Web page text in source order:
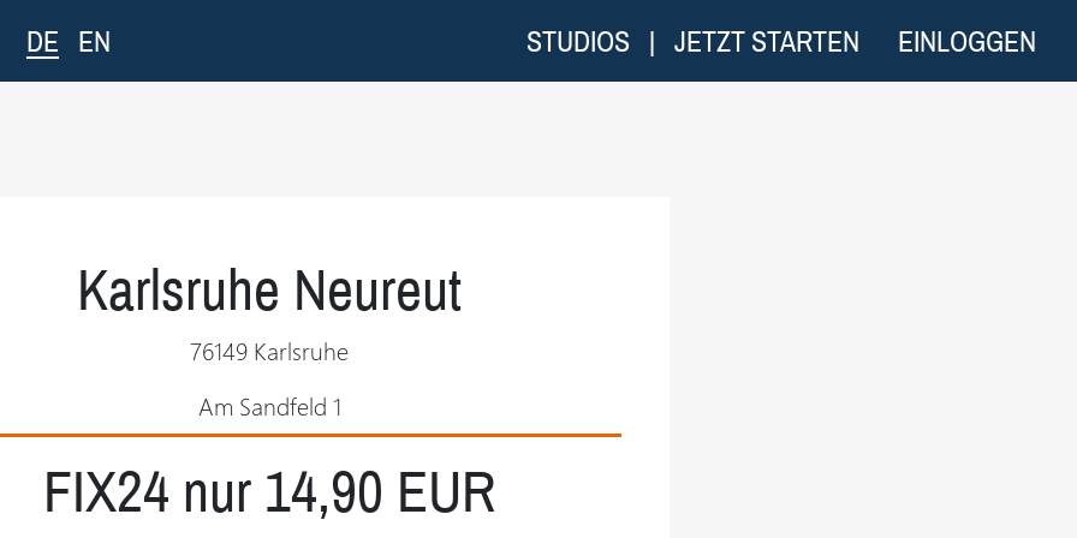
DE EN STUDIOS | JETZT STARTEN EINLOGGEN
Karlsruhe Neureut
76149 Karlsruhe
Am Sandfeld 1
FIX24 nur 14,90 EUR